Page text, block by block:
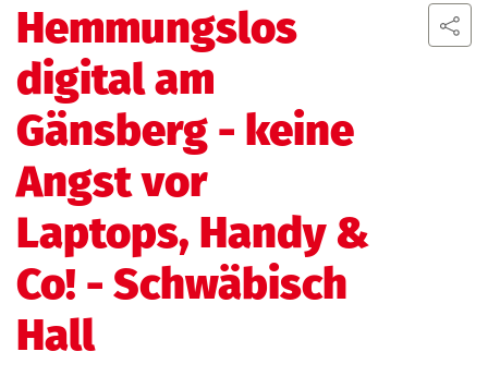
Hemmungslos
digital am
Gänsberg - keine
Angst vor
Laptops, Handy &
Co! - Schwäbisch
Hall